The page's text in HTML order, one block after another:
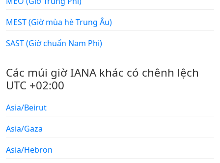
MEST (Giờ mùa hè Trung Âu)
SAST (Giờ chuẩn Nam Phi)
Các múi giờ IANA khác có chênh lệch
UTC +02:00
Asia/Beirut
Asia/Gaza
Asia/Hebron